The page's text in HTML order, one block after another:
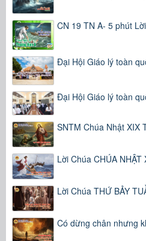
CN 19 TN A- 5 phút
Đại Hội Giáo lý toàn
Đại Hội Giáo lý toàn
SNTM Chúa Nhật XIX
Lời Chúa CHÚA
Lời Chúa THỨ BẢY
Có dừng chân nhưng